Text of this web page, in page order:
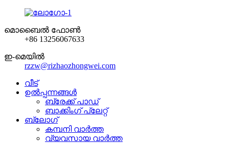
മൊബൈൽ ഫോൺ
+86 13256067633
ഇ-മെയിൽ
rzzw@rizhaozhongwei.com
വീട്
ഉൽപ്പന്നങ്ങൾ
ബ്രേക്ക് പാഡ്
ബാക്കിംഗ് പ്ലേറ്റ്
ബ്ലോഗ്
കമ്പനി വാർത്ത
വ്യവസായ വാർത്ത